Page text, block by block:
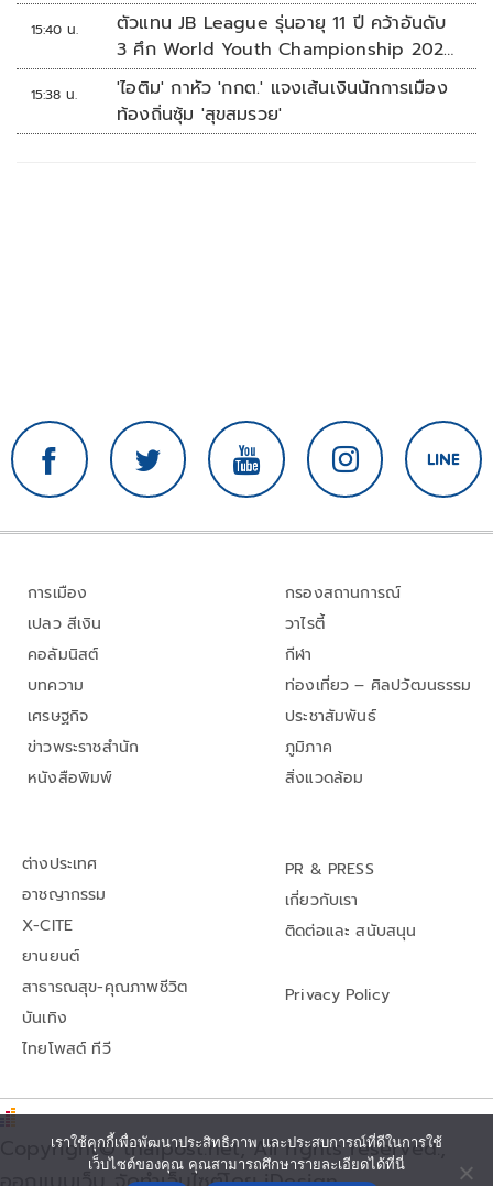
15:40 น.
ตัวแทน JB League รุ่นอายุ 11 ปี คว้าอันดับ
3 ศึก World Youth Championship 2026
ที่สิงคโปร์
15:38 น.
'ไอติม' กาหัว 'กกต.' แจงเส้นเงินนักการเมือง
ท้องถิ่นซุ้ม 'สุขสมรวย'
การเมือง
เปลว สีเงิน
คอลัมนิสต์
บทความ
เศรษฐกิจ
ข่าวพระราชสำนัก
หนังสือพิมพ์
กรองสถานการณ์
วาไรตี้
กีฬา
ท่องเที่ยว – ศิลปวัฒนธรรม
ประชาสัมพันธ์
ภูมิภาค
สิ่งแวดล้อม
ต่างประเทศ
อาชญากรรม
X-CITE
ยานยนต์
สาธารณสุข-คุณภาพชีวิต
บันเทิง
ไทยโพสต์ ทีวี
PR & PRESS
เกี่ยวกับเรา
ติดต่อและ สนับสนุน
Privacy Policy
Copyright© thaipost.net, All rights reserved.,
เราใช้คุกกี้เพื่อพัฒนาประสิทธิภาพ และประสบการณ์ที่ดีในการใช้
เว็บไซต์ของคุณ คุณสามารถศึกษารายละเอียดได้ที่นี่